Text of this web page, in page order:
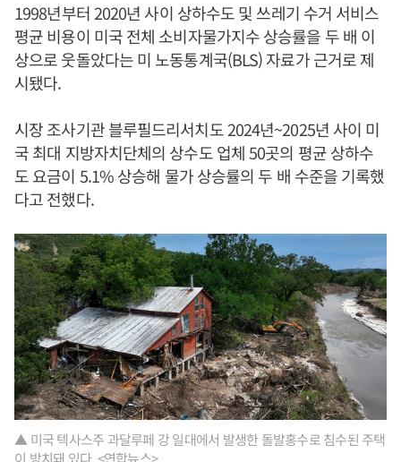
1998년부터 2020년 사이 상하수도 및 쓰레기 수거 서비스
평균 비용이 미국 전체 소비자물가지수 상승률을 두 배 이
상으로 웃돌았다는 미 노동통계국(BLS) 자료가 근거로 제
시됐다.
시장 조사기관 블루필드리서치도 2024년~2025년 사이 미
국 최대 지방자치단체의 상수도 업체 50곳의 평균 상하수
도 요금이 5.1% 상승해 물가 상승률의 두 배 수준을 기록했
다고 전했다.
▲ 미국 텍사스주 과달루페 강 일대에서 발생한 돌발홍수로 침수된 주택
이 방치돼 있다. <연합뉴스>